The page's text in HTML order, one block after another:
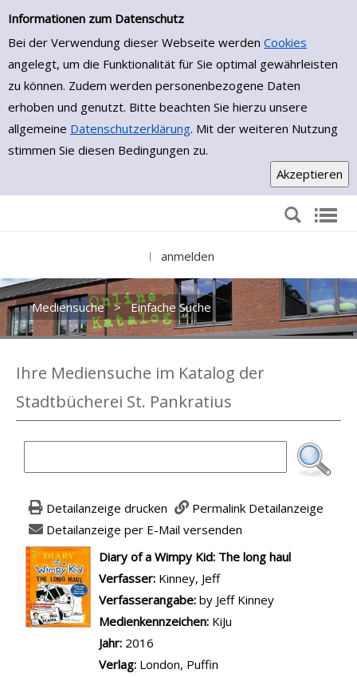
Einfache Suche
Informationen zum Datenschutz
Bei der Verwendung dieser Webseite werden Cookies
angelegt, um die Funktionalität für Sie optimal gewährleisten
zu können. Zudem werden personenbezogene Daten
erhoben und genutzt. Bitte beachten Sie hierzu unsere
allgemeine Datenschutzerklärung. Mit der weiteren Nutzung
stimmen Sie diesen Bedingungen zu.
Zur Detailanzeige springen
anmelden
Mediensuche>Einfache Suche
Ihre Mediensuche im Katalog der
Stadtbücherei St. Pankratius
Detailanzeige drucken
Permalink Detailanzeige
Detailanzeige per E-Mail versenden
wird in neuem Tab geöffnet
Diary of a Wimpy Kid: The long haul
Verfasser: Suche nach diesem Verfasser
Kinney, Jeff
Verfasserangabe: by Jeff Kinney
Medienkennzeichen: KiJu
Jahr: 2016
Verlag: London, Puffin